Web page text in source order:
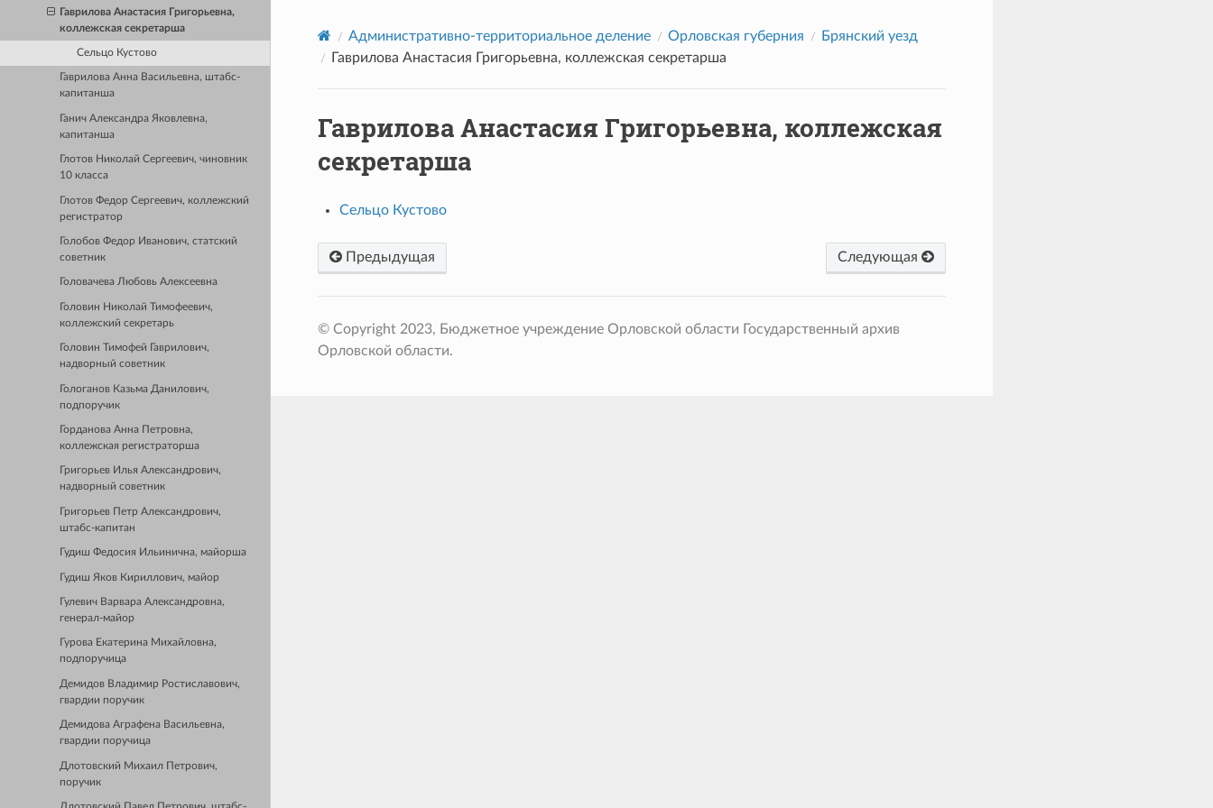
Гаврилова Анастасия Григорьевна,
коллежская секретарша
Сельцо Кустово
Гаврилова Анна Васильевна, штабс-
капитанша
Ганич Александра Яковлевна,
капитанша
Глотов Николай Сергеевич, чиновник
10 класса
Глотов Федор Сергеевич, коллежский
регистратор
Голобов Федор Иванович, статский
советник
Головачева Любовь Алексеевна
Головин Николай Тимофеевич,
коллежский секретарь
Головин Тимофей Гаврилович,
надворный советник
Гологанов Казьма Данилович,
подпоручик
Горданова Анна Петровна,
коллежская регистраторша
Григорьев Илья Александрович,
надворный советник
Григорьев Петр Александрович,
штабс-капитан
Гудиш Федосия Ильинична, майорша
Гудиш Яков Кириллович, майор
Гулевич Варвара Александровна,
генерал-майор
Гурова Екатерина Михайловна,
подпоручица
Демидов Владимир Ростиславович,
гвардии поручик
Демидова Аграфена Васильевна,
гвардии поручица
Длотовский Михаил Петрович,
поручик
Административно-территориальное деление Орловская губерния
Брянский уезд
Гаврилова Анастасия Григорьевна, коллежская секретарша
Гаврилова Анастасия Григорьевна, коллежская
секретарша
Сельцо Кустово
Предыдущая Следующая
© Copyright 2023, Бюджетное учреждение Орловской области Государственный архив
Орловской области.